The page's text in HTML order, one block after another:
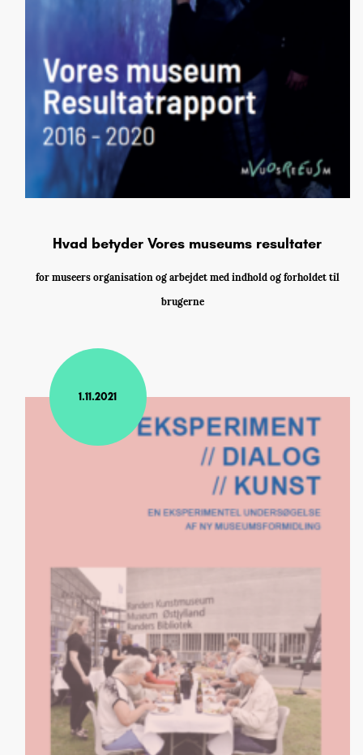
Hvad betyder Vores museums resultater
for museers organisation og arbejdet med indhold og forholdet til
brugerne
1.11.2021